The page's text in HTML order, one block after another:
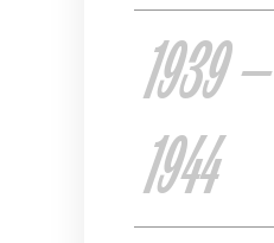
1939 —
1944